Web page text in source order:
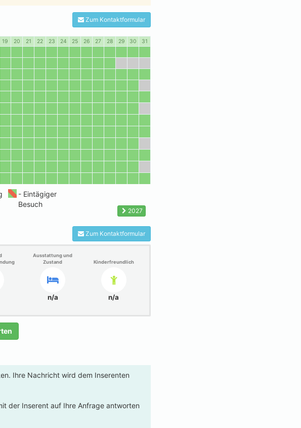
Zum Kontaktformular
19 20 21 22 23 24 25 26 27 28 29 30
31
2027
Zum Kontaktformular
Ausstattung und
Zustand
n/a
Kinderfreundlich
n/a
Ihre Nachricht wird dem Inserenten
der Inserent auf Ihre Anfrage antworten